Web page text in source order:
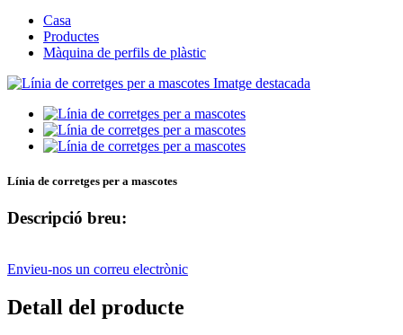
Casa
Productes
Màquina de perfils de plàstic
Línia de corretges per a mascotes
Descripció breu:
Envieu-nos un correu electrònic
Detall del producte